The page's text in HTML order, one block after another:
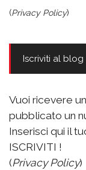
(Privacy Policy)
Iscriviti al blog
Vuoi ricevere
pubblicato un
Inserisci qui il
ISCRIVITI !
(Privacy Policy)